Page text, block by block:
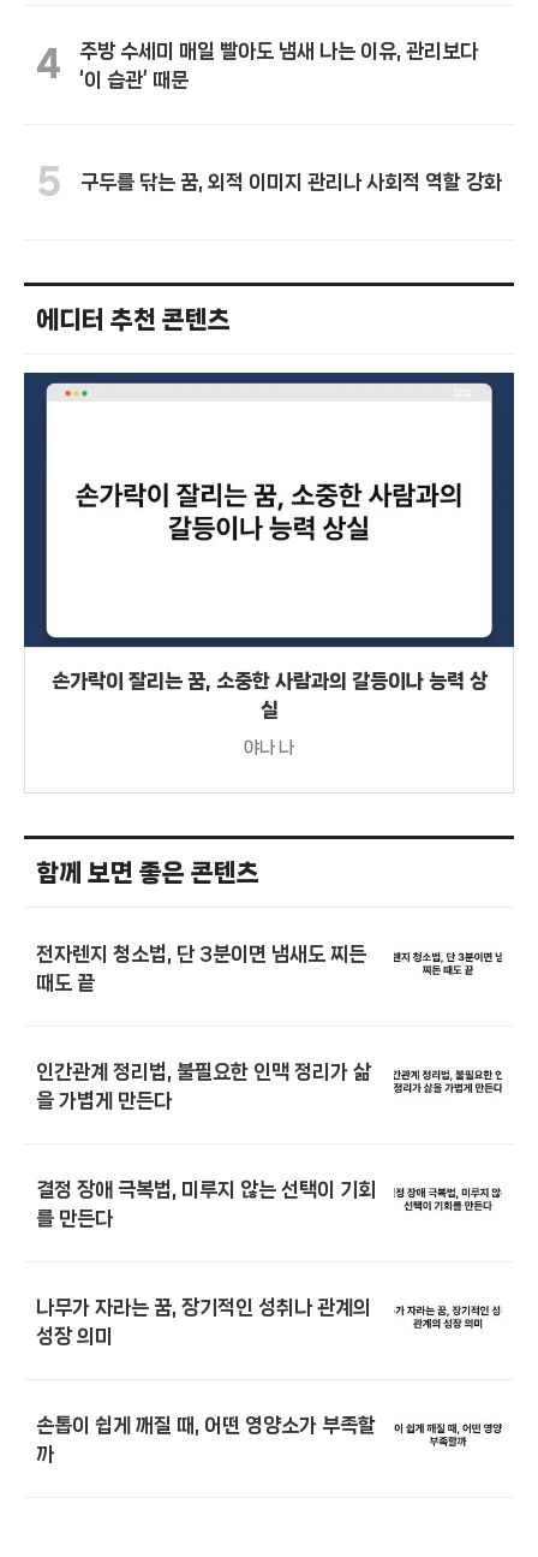
4
주방 수세미 매일 빨아도 냄새 나는 이유, 관리보다
‘이 습관’ 때문
5 구두를 닦는 꿈, 외적 이미지 관리나 사회적 역할 강화
에디터 추천 콘텐츠
손가락이 잘리는 꿈, 소중한 사람과의 갈등이나 능력 상
실
야나 나
함께 보면 좋은 콘텐츠
전자렌지 청소법, 단 3분이면 냄새도 찌든
때도 끝
인간관계 정리법, 불필요한 인맥 정리가 삶
을 가볍게 만든다
결정 장애 극복법, 미루지 않는 선택이 기회
를 만든다
나무가 자라는 꿈, 장기적인 성취나 관계의
성장 의미
손톱이 쉽게 깨질 때, 어떤 영양소가 부족할
까